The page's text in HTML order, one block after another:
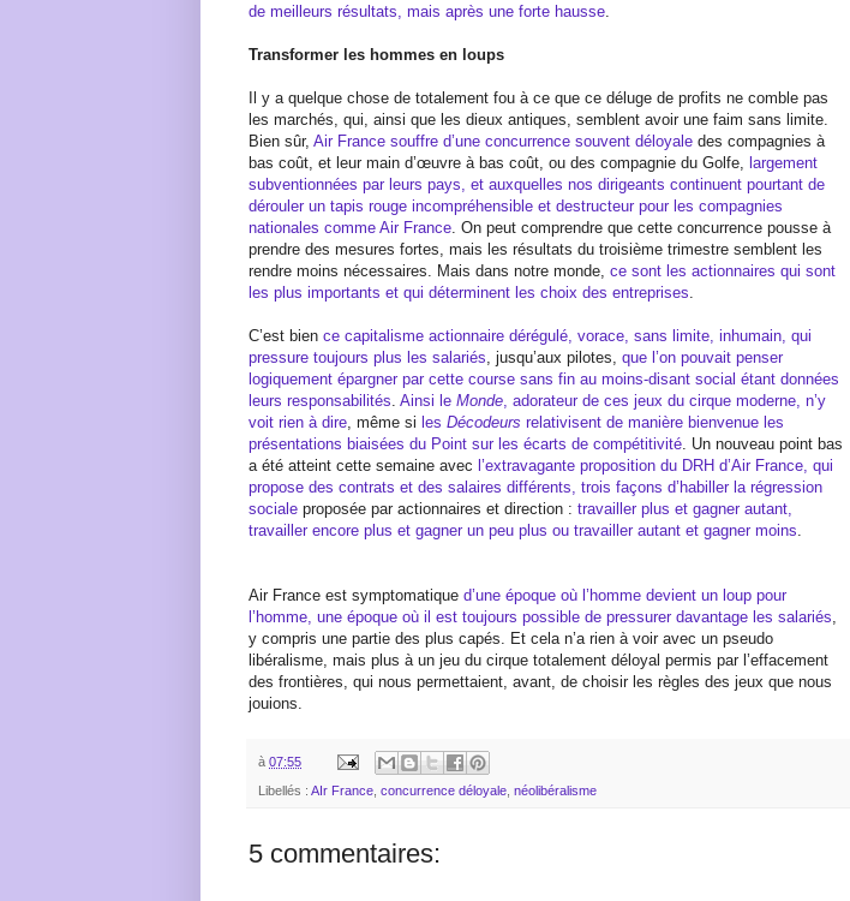
de meilleurs résultats, mais après une forte hausse
Transformer les hommes en loups
Il y a quelque chose de totalement fou à ce que ce déluge de profits ne comble pas
les marchés, qui, ainsi que les dieux antiques, semblent avoir une faim sans limite.
Bien sûr, Air France souffre d’une concurrence souvent déloyale des compagnies à
bas coût, et leur main d’œuvre à bas coût, ou des compagnie du Golfe, largement
subventionnées par leurs pays, et auxquelles nos dirigeants continuent pourtant de
dérouler un tapis rouge incompréhensible et destructeur pour les compagnies
nationales comme Air France . On peut comprendre que cette concurrence pousse à
prendre des mesures fortes, mais les résultats du troisième trimestre semblent les
rendre moins nécessaires. Mais dans notre monde, ce sont les actionnaires qui sont
les plus importants et qui déterminent les choix des entreprises
C’est bien ce capitalisme actionnaire dérégulé, vorace, sans limite, inhumain, qui
pressure toujours plus les salariés , jusqu’aux pilotes, que l’on pouvait penser
logiquement épargner par cette course sans fin au moins-disant social étant données
leurs responsabilités Ainsi le Monde , adorateur de ces jeux du cirque moderne, n’y
voit rien à dire , même si les Décodeurs relativisent de manière bienvenue les
présentations biaisées du Point sur les écarts de compétitivité . Un nouveau point bas
a été atteint cette semaine avec l’extravagante proposition du DRH d’Air France, qui
propose des contrats et des salaires différents, trois façons d’habiller la régression
sociale proposée par actionnaires et direction : travailler plus et gagner autant,
travailler encore plus et gagner un peu plus ou travailler autant et gagner moins
Air France est symptomatique d’une époque où l’homme devient un loup pour
l’homme, une époque où il est toujours possible de pressurer davantage les salariés
y compris une partie des plus capés. Et cela n’a rien à voir avec un pseudo
libéralisme, mais plus à un jeu du cirque totalement déloyal permis par l’effacement
des frontières, qui nous permettaient, avant, de choisir les règles des jeux que nous
jouions.
à 07:55
Libellés : AIr France concurrence déloyale néolibéralisme
5 commentaires: